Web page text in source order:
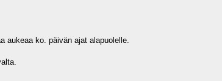
aukeaa ko. päivän ajat alapuolelle.